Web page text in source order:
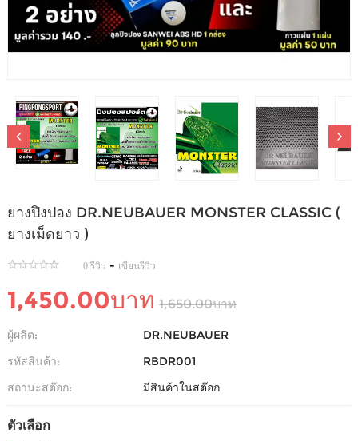
ยางปิงปอง DR.NEUBAUER MONSTER CLASSIC (
ยางเม็ดยาว )
0 รีวิว - เขียนรีวิว
1,450.00บาท 1,650.00บาท
ผู้ผลิต:
DR.NEUBAUER
รหัสสินค้า:
RBDR001
สถานะสต๊อก:
มีสินค้าในสต๊อก
ตัวเลือก